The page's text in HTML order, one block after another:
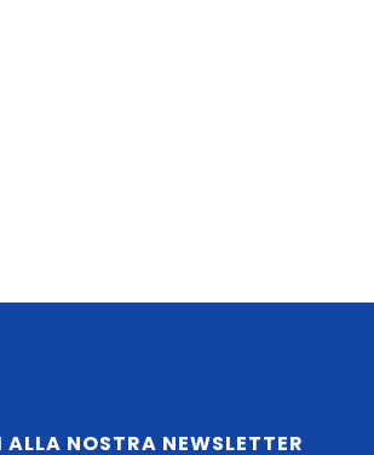
NOSTRA NEWSLETTER